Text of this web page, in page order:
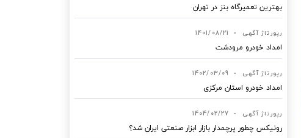
بهترین تعمیرگاه بنز در تهران
رپورتاژ آگهی •
1401/08/21
امداد خودرو مرودشت
رپورتاژ آگهی •
1402/03/09
امداد خودرو استان مرکزی
رپورتاژ آگهی •
1404/02/27
رونیکس چطور پرچمدار بازار ابزار صنعتی ایران شد؟